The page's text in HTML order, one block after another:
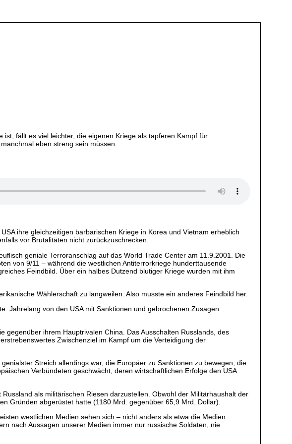
fällt es viel leichter, die eigenen Kriege als tapferen Kampf für
eben streng sein müssen.
ihre gleichzeitigen barbarischen Kriege in Korea und Vietnam erheblich
vor Brutalitäten nicht zurückzuschrecken.
geniale Terroranschlag auf das World Trade Center am 11.9.2001. Die
von 9/11 – während die westlichen Antiterrorkriege hunderttausende
Feindbild. Über ein halbes Dutzend blutiger Kriege wurden mit ihm
Wählerschaft zu langweilen. Also musste ein anderes Feindbild her.
Jahrelang von den USA mit Sanktionen und gebrochenen Zusagen
ihrem Hauptrivalen China. Das Ausschalten Russlands, des
Zwischenziel im Kampf um die Verteidigung der
Streich allerdings war, die Europäer zu Sanktionen zu bewegen, die
Verbündeten geschwächt, deren wirtschaftlichen Erfolge den USA
als militärischen Riesen darzustellen. Obwohl der Militärhaushalt der
Gründen abgerüstet hatte (1180 Mrd. gegenüber 65,9 Mrd. Dollar).
westlichen Medien sehen sich – nicht anders als etwa die Medien
nach Aussagen unserer Medien immer nur russische Soldaten, nie